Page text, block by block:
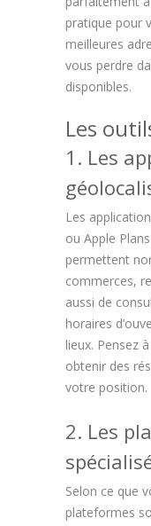
pratique pour
meilleures
vous perdre
disponibles.
Les
1. Les
Les
ou Apple
permettent
commerces,
aussi de
horaires
lieux. Pensez
obtenir des
votre position.
2. Les
Selon ce que
plateformes